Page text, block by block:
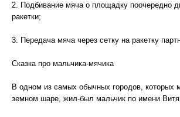
2. Подбивание мяча о площадку поочередно
ракетки;
3. Передача мяча через сетку на ракетку
Сказка про мальчика-мячика
В одном из самых обычных городов, которых
земном шаре, жил-был мальчик по имени